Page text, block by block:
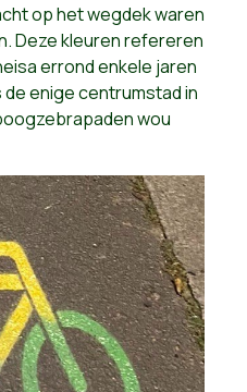
op het wegdek waren
Deze kleuren refereren
errond enkele jaren
enige centrumstad in
wou